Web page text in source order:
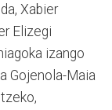
Xabier
Elizegi
izango
Gojenola-Maia